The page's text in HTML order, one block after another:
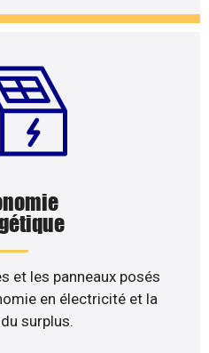
et les panneaux posés
en électricité et la
surplus.